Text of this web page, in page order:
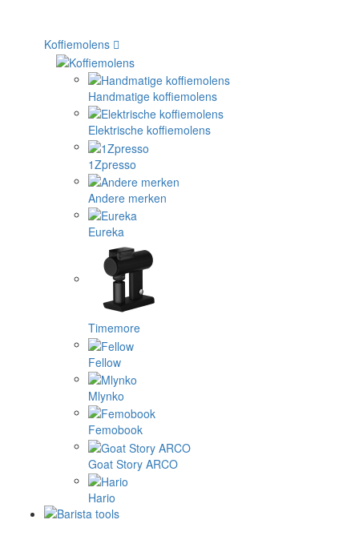
Koffiemolens
Handmatige koffiemolens
Elektrische koffiemolens
1Zpresso
Andere merken
Eureka
Timemore
Fellow
Mlynko
Femobook
Goat Story ARCO
Hario